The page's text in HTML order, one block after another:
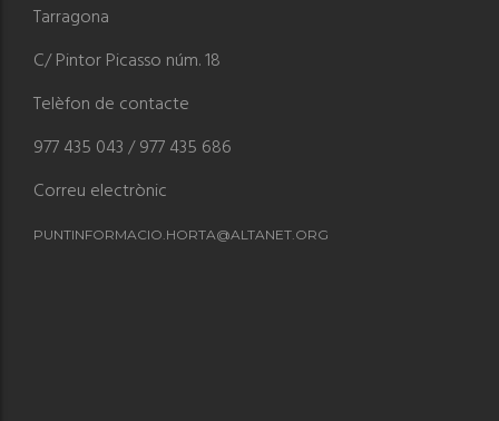
Tarragona
C/ Pintor Picasso núm. 18
Telèfon de contacte
977 435 043 / 977 435 686
Correu electrònic
PUNTINFORMACIO.HORTA@ALTANET.ORG